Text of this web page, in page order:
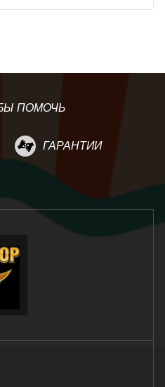
ПОМОЧЬ
ГАРАНТИИ